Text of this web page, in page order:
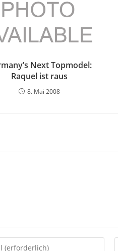
Next Topmodel:
Raquel ist raus
8. Mai 2008